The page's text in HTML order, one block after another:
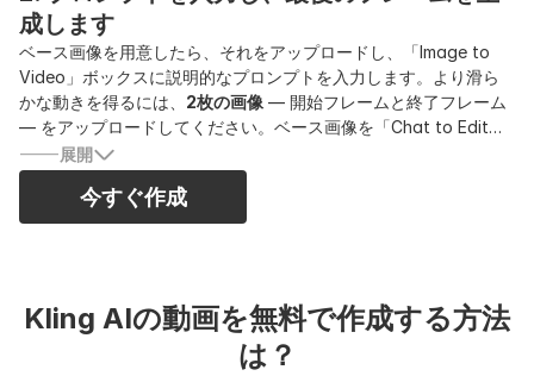
成します
ベース画像を用意したら、それをアップロードし、「Image to
Video」ボックスに説明的なプロンプトを入力します。より滑ら
かな動きを得るには、 2枚の画像 — 開始フレームと終了フレーム
— をアップロードしてください。ベース画像を「Chat to Edit」
機能で調整し（ポーズ、背景、表情など）、終了フレームがわず
かに異なるようにすることもできます。なお、編集後の画像は最
初の画像と同じサイズになるため、動画サイズ（9:16、16:9、
3:4、4:3、1:1 に対応）をあらかじめ考慮してください。スタイル
はより良くなります。
展開
今すぐ作成
Kling AIの動画を無料で作成する方法
は？